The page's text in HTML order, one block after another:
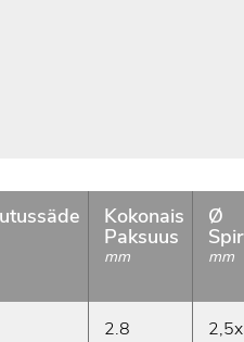
Kokonais
Paksuus
mm
Ø
mm
2.8